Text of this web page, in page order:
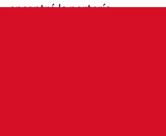
encontró la portería.